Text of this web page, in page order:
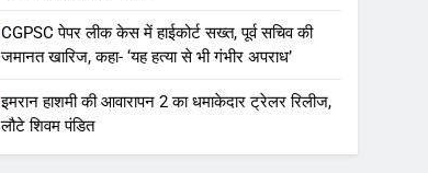
CGPSC पेपर लीक केस में हाईकोर्ट सख्त, पूर्व सचिव की
जमानत खारिज, कहा- ‘यह हत्या से भी गंभीर अपराध’
इमरान हाशमी की आवारापन 2 का धमाकेदार ट्रेलर रिलीज,
लौटे शिवम पंडित